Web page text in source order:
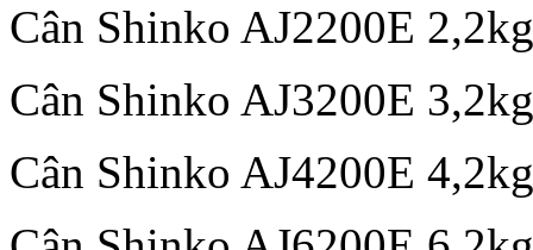
Cân Shinko AJ2200E
Cân Shinko AJ3200E
Cân Shinko AJ4200E